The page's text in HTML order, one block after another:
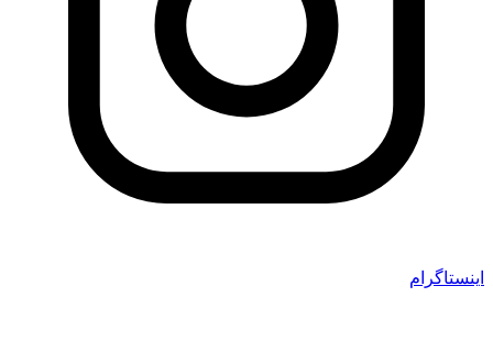
اینستاگرام